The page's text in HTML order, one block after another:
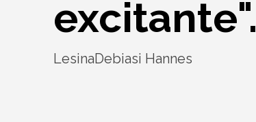
excitante".
LesinaDebiasi Hannes